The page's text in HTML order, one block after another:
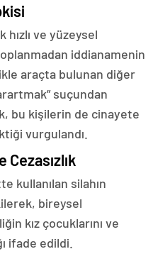
ve yüzeysel
iddianamenin
araçta bulunan diğer
suçundan
bu kişilerin de cinayete
vurgulandı.
kullanılan silahın
bireysel
kız çocuklarını ve
ifade edildi.